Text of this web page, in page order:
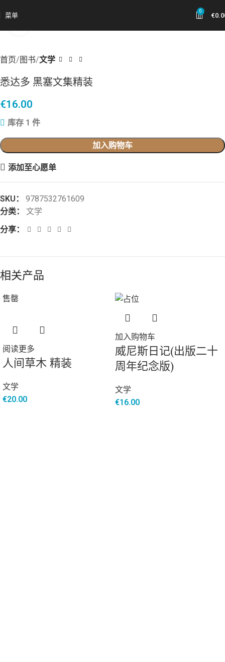
菜单
0
€
首页 图书 文学
悉达多 黑塞文集精装
€16.00
库存 1 件
加入购物车
添加至心愿单
SKU： 9787532761609
分类：
文学
分享：
相关产品
售罄
阅读更多
人间草木 精装
文学
€20.00
加入购物车
威尼斯日记(出版二十
周年纪念版)
文学
€16.00